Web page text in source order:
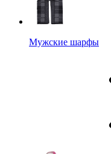
Мужские шарфы